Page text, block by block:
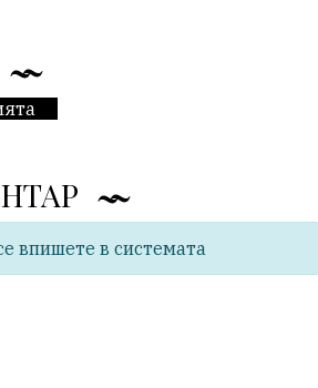
впишете в системата